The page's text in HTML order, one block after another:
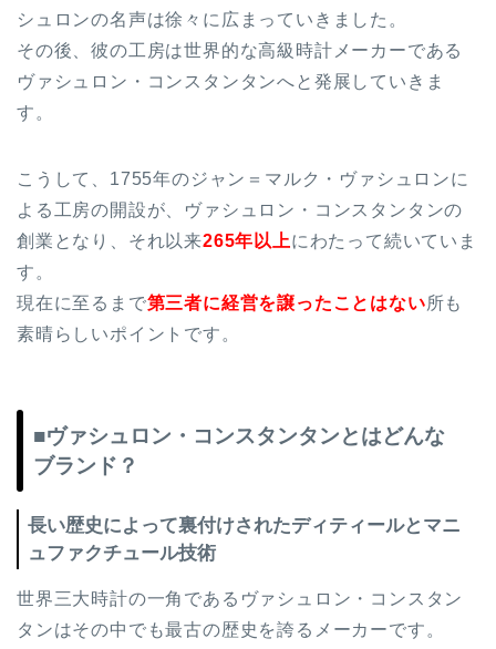
シュロンの名声は徐々に広まっていきました。
その後、彼の工房は世界的な高級時計メーカーである
ヴァシュロン・コンスタンタンへと発展していきま
す。
こうして、1755年のジャン＝マルク・ヴァシュロンに
よる工房の開設が、ヴァシュロン・コンスタンタンの
創業となり、それ以来265年以上にわたって続いていま
す。
現在に至るまで第三者に経営を譲ったことはない所も
素晴らしいポイントです。
■ヴァシュロン・コンスタンタンとはどんな
ブランド？
長い歴史によって裏付けされたディティールとマニ
ュファクチュール技術
世界三大時計の一角であるヴァシュロン・コンスタン
タンはその中でも最古の歴史を誇るメーカーです。